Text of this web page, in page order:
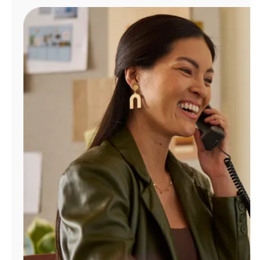
Administrar
cuenta
Encuentra
tienda